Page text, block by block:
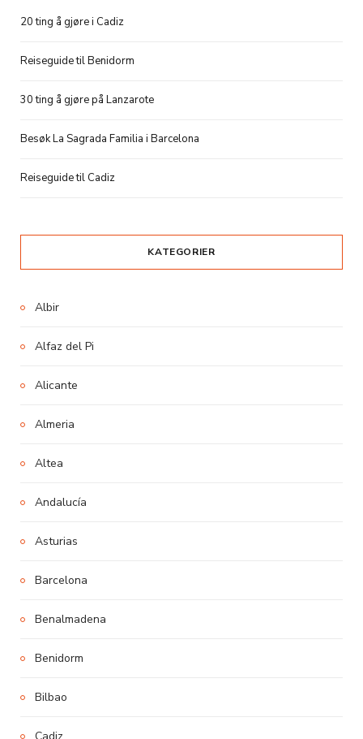
20 ting å gjøre i Cadiz
Reiseguide til Benidorm
30 ting å gjøre på Lanzarote
Besøk La Sagrada Familia i Barcelona
Reiseguide til Cadiz
KATEGORIER
Albir
Alfaz del Pi
Alicante
Almeria
Altea
Andalucía
Asturias
Barcelona
Benalmadena
Benidorm
Bilbao
Cadiz